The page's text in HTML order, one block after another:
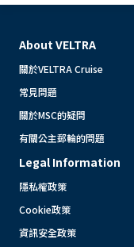
About VELTRA
關於VELTRA Cruise
常見問題
關於MSC的疑問
有關公主郵輪的問題
Legal Information
隱私權政策
Cookie政策
資訊安全政策